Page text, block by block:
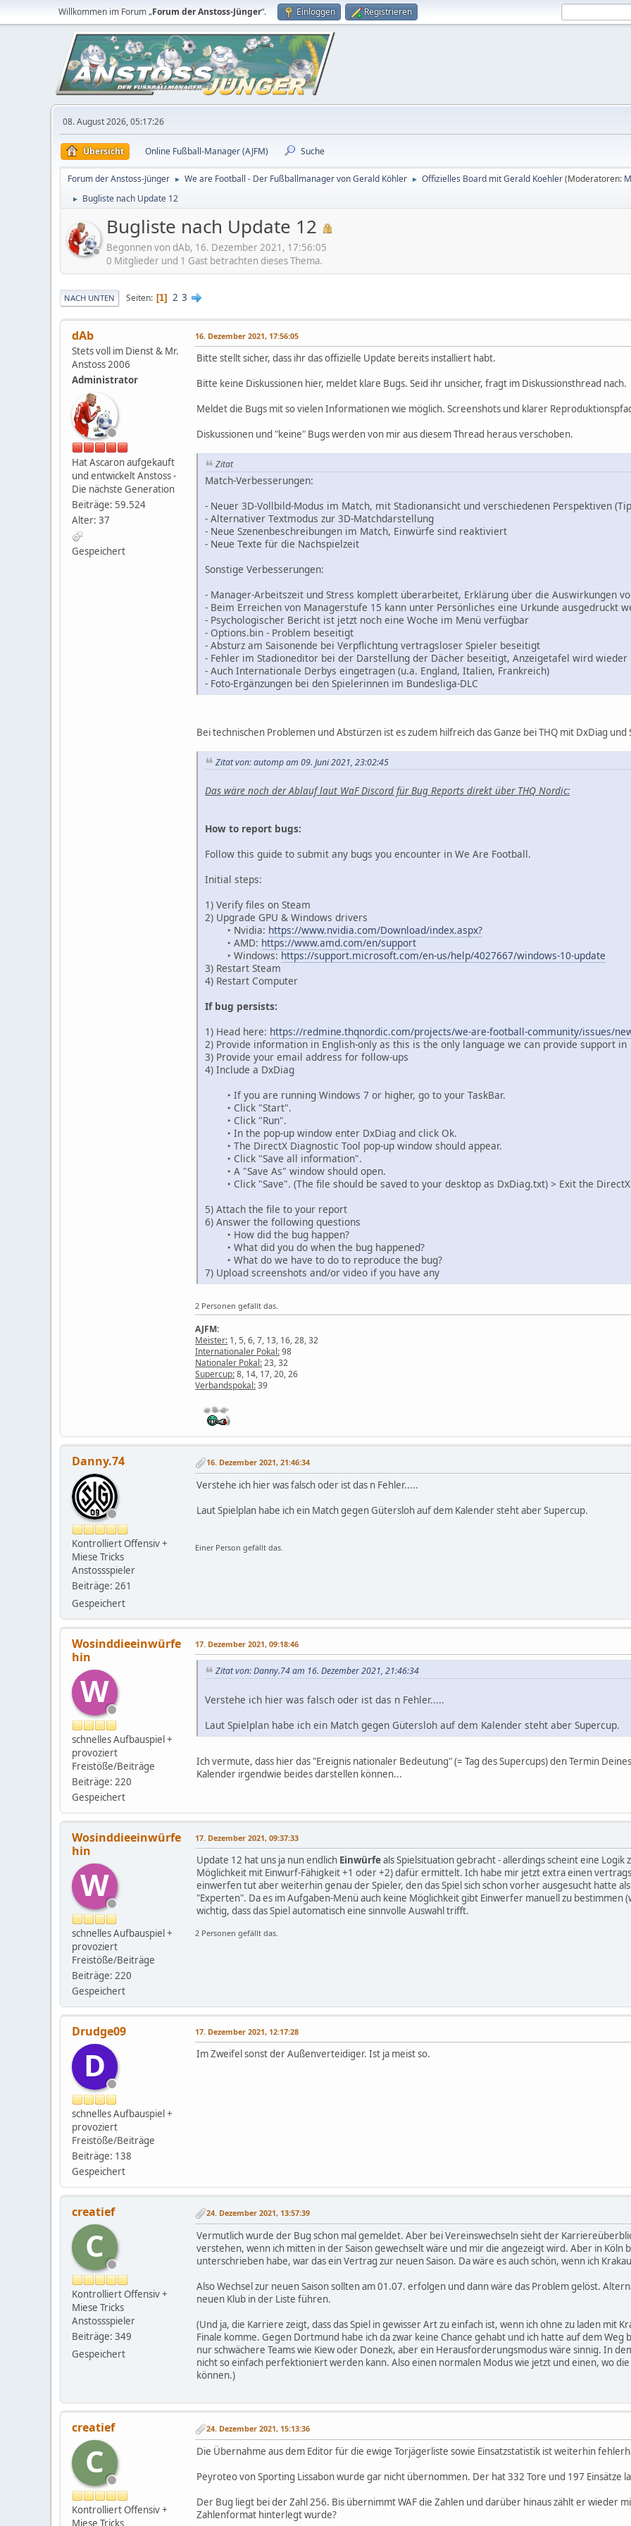
Willkommen im Forum „Forum der Anstoss-Jünger“. Einloggen Registrieren
08. August 2026, 05:17:26
Übersicht Online Fußball-Manager (AJFM) Suche
Forum der Anstoss-Jünger ► We are Football - Der Fußballmanager von Gerald Köhler ► Offizielles Board mit Gerald Koehler(Moderatoren:
► Bugliste nach Update 12
Bugliste nach Update 12
Begonnen von dAb, 16. Dezember 2021, 17:56:05
0 Mitglieder und 1 Gast betrachten dieses Thema.
NACH UNTEN Seiten 1 2 3
dAb
Stets voll im Dienst & Mr.
Anstoss 2006
Administrator
Hat Ascaron aufgekauft
und entwickelt Anstoss -
Die nächste Generation
Beiträge: 59.524
Alter: 37
Gespeichert
16. Dezember 2021, 17:56:05
Bitte stellt sicher, dass ihr das offizielle Update bereits installiert habt.
Bitte keine Diskussionen hier, meldet klare Bugs. Seid ihr unsicher, fragt im Diskussionsthread nach.
Meldet die Bugs mit so vielen Informationen wie möglich. Screenshots und klarer
Diskussionen und "keine" Bugs werden von mir aus diesem Thread heraus verschoben.
Zitat
Match-Verbesserungen:
- Neuer 3D-Vollbild-Modus im Match, mit Stadionansicht und verschiedenen Perspektiven
- Alternativer Textmodus zur 3D-Matchdarstellung
- Neue Szenenbeschreibungen im Match, Einwürfe sind reaktiviert
- Neue Texte für die Nachspielzeit
Sonstige Verbesserungen:
- Manager-Arbeitszeit und Stress komplett überarbeitet, Erklärung über die Auswirkungen
- Beim Erreichen von Managerstufe 15 kann unter Persönliches eine Urkunde ausgedruckt
- Psychologischer Bericht ist jetzt noch eine Woche im Menü verfügbar
- Options.bin - Problem beseitigt
- Absturz am Saisonende bei Verpflichtung vertragsloser Spieler beseitigt
- Fehler im Stadioneditor bei der Darstellung der Dächer beseitigt, Anzeigetafel wird
- Auch Internationale Derbys eingetragen (u.a. England, Italien, Frankreich)
- Foto-Ergänzungen bei den Spielerinnen im Bundesliga-DLC
Bei technischen Problemen und Abstürzen ist es zudem hilfreich das Ganze bei THQ mit DxDiag und
Zitat von: automp am 09. Juni 2021, 23:02:45
Das wäre noch der Ablauf laut WaF Discord für Bug Reports direkt über THQ Nordic:
How to report bugs:
Follow this guide to submit any bugs you encounter in We Are Football.
Initial steps:
1) Verify files on Steam
2) Upgrade GPU & Windows drivers
‣ Nvidia: https://www.nvidia.com/Download/index.aspx?
‣ AMD: https://www.amd.com/en/support
‣ Windows: https://support.microsoft.com/en-us/help/4027667/windows-10-update
3) Restart Steam
4) Restart Computer
If bug persists:
1) Head here: https://redmine.thqnordic.com/projects/we-are-football-community/issues/
2) Provide information in English-only as this is the only language we can provide support in
3) Provide your email address for follow-ups
4) Include a DxDiag
‣ If you are running Windows 7 or higher, go to your TaskBar.
‣ Click "Start".
‣ Click "Run".
‣ In the pop-up window enter DxDiag and click Ok.
‣ The DirectX Diagnostic Tool pop-up window should appear.
‣ Click "Save all information".
‣ A "Save As" window should open.
‣ Click "Save". (The file should be saved to your desktop as DxDiag.txt) > Exit the
5) Attach the file to your report
6) Answer the following questions
‣ How did the bug happen?
‣ What did you do when the bug happened?
‣ What do we have to do to reproduce the bug?
7) Upload screenshots and/or video if you have any
2 Personen gefällt das.
AJFM:
Meister: 1, 5, 6, 7, 13, 16, 28, 32
Internationaler Pokal:98
Nationaler Pokal:23, 32
Supercup:8, 14, 17, 20, 26
Verbandspokal:39
Danny.74
Kontrolliert Offensiv +
Miese Tricks
Anstossspieler
Beiträge: 261
Gespeichert
16. Dezember 2021, 21:46:34
Verstehe ich hier was falsch oder ist das n Fehler.....
Laut Spielplan habe ich ein Match gegen Gütersloh auf dem Kalender steht aber Supercup.
Einer Person gefällt das.
Wosinddieeinwürfe
hin
W
schnelles Aufbauspiel +
provoziert
Freistöße/Beiträge
Beiträge: 220
Gespeichert
17. Dezember 2021, 09:18:46
Zitat von: Danny.74 am 16. Dezember 2021, 21:46:34
Verstehe ich hier was falsch oder ist das n Fehler.....
Laut Spielplan habe ich ein Match gegen Gütersloh auf dem Kalender steht aber Supercup.
Ich vermute, dass hier das "Ereignis nationaler Bedeutung" (= Tag des Supercups) den Termin
Kalender irgendwie beides darstellen können...
Wosinddieeinwürfe
hin
W
schnelles Aufbauspiel +
provoziert
Freistöße/Beiträge
Beiträge: 220
Gespeichert
17. Dezember 2021, 09:37:33
Update 12 hat uns ja nun endlich Einwürfeals Spielsituation gebracht - allerdings scheint eine
Möglichkeit mit Einwurf-Fähigkeit +1 oder +2) dafür ermittelt. Ich habe mir jetzt extra einen
einwerfen tut aber weiterhin genau der Spieler, den das Spiel sich schon vorher ausgesucht hatte
"Experten". Da es im Aufgaben-Menü auch keine Möglichkeit gibt Einwerfer manuell zu bestimmen
wichtig, dass das Spiel automatisch eine sinnvolle Auswahl trifft.
2 Personen gefällt das.
Drudge09
D
schnelles Aufbauspiel +
provoziert
Freistöße/Beiträge
Beiträge: 138
Gespeichert
17. Dezember 2021, 12:17:28
Im Zweifel sonst der Außenverteidiger. Ist ja meist so.
creatief
C
Kontrolliert Offensiv +
Miese Tricks
Anstossspieler
Beiträge: 349
Gespeichert
24. Dezember 2021, 13:57:39
Vermutlich wurde der Bug schon mal gemeldet. Aber bei Vereinswechseln sieht der
verstehen, wenn ich mitten in der Saison gewechselt wäre und mir die angezeigt wird. Aber in Köln
unterschrieben habe, war das ein Vertrag zur neuen Saison. Da wäre es auch schön, wenn ich
Also Wechsel zur neuen Saison sollten am 01.07. erfolgen und dann wäre das Problem gelöst.
neuen Klub in der Liste führen.
(Und ja, die Karriere zeigt, dass das Spiel in gewisser Art zu einfach ist, wenn ich ohne zu laden mit
Finale komme. Gegen Dortmund habe ich da zwar keine Chance gehabt und ich hatte auf dem Weg
nur schwächere Teams wie Kiew oder Donezk, aber ein Herausforderungsmodus wäre sinnig. In
nicht so einfach perfektioniert werden kann. Also einen normalen Modus wie jetzt und einen, wo
können.)
creatief
C
Kontrolliert Offensiv +
24. Dezember 2021, 15:13:36
Die Übernahme aus dem Editor für die ewige Torjägerliste sowie Einsatzstatistik ist weiterhin
Peyroteo von Sporting Lissabon wurde gar nicht übernommen. Der hat 332 Tore und 197 Einsätze
Der Bug liegt bei der Zahl 256. Bis übernimmt WAF die Zahlen und darüber hinaus zählt er wieder
Zahlenformat hinterlegt wurde?